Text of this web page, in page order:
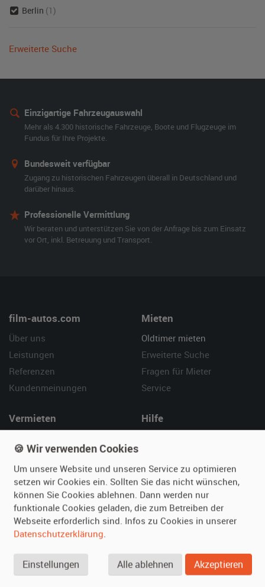
Berlin (1)
Erweiterte Suche
Einzigartige Fahrzeugauswahl
Mehr als 4.300 historische Fahrzeuge, Boote und Flugzeuge im
Fundus für Ihre Projekte.
Bundesweit verfügbar
Zugang zu historischen Fahrzeugen überall in Deutschland und
darüber hinaus.
Professionelle Vermittlung
Wir beraten und unterstützen Sie von der Anfrage bis zum Einsatz
vor Ort, inkl. Betreuung und Transport.
film-autos.com
Über uns
Leistungen
Referenzen
Kundenmeinungen
Mieten
Oldtimer mieten
Erweiterte Suche
Fragen für Mieter
Service
Vermieten
Fotos senden
Fragen für Vermieter
Inserat verwalten
Hilfe
Kontakt
SPECIAL
Berühmte Filmautos –
🍪 Wir verwenden Cookies
Um unsere Website und unseren Service zu optimieren
setzen wir Cookies ein. Sollten Sie das nicht wünschen,
können Sie Cookies ablehnen. Dann werden nur
funktionale Cookies geladen, die zum Betreiben der
Webseite erforderlich sind. Infos zu Cookies in unserer
Datenschutzerklärung.
Einstellungen Alle ablehnen Akzeptieren